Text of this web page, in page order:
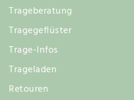
Trageberatung
Tragegeflüster
Trage-Infos
Trageladen
Retouren